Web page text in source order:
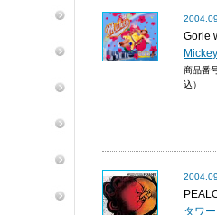
Gorie
商品番
込）
タワ